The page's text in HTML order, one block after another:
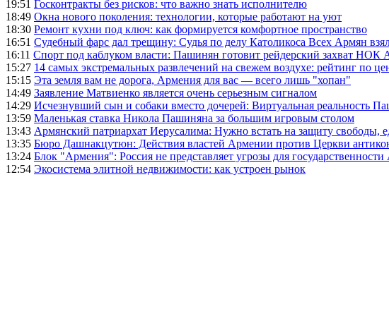
19:51 Госконтракты без рисков: что важно знать исполнителю
18:49 Окна нового поколения: технологии, которые работают на уют
18:30 Ремонт кухни под ключ: как формируется комфортное пространство
16:51 Судебный фарс дал трещину: Судья по делу Католикоса Всех Армян
16:11 Спорт под каблуком власти: Пашинян готовит рейдерский захват НОК
15:27 14 самых экстремальных развлечений на свежем воздухе: рейтинг по
15:15 Эта земля вам не дорога, Армения для вас — всего лишь "хопан"
14:49 Заявление Матвиенко является очень серьезным сигналом
14:29 Исчезнувший сын и собаки вместо дочерей: Виртуальная реальность
13:59 Маленькая ставка Никола Пашиняна за большим игровым столом
13:43 Армянский патриархат Иерусалима: Нужно встать на защиту свободы,
13:35 Бюро Дашнакцутюн: Действия властей Армении против Церкви
13:24 Блок "Армения": Россия не представляет угрозы для
12:54 Экосистема элитной недвижимости: как устроен рынок